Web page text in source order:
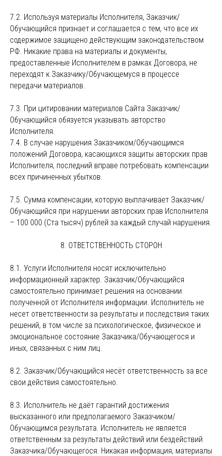
7.2. Используя материалы Исполнителя, Заказчик/
Обучающийся признает и соглашается с тем, что все их
содержимое защищено действующим законодательством
РФ. Никакие права на материалы и документы,
предоставленные Исполнителем в рамках Договора, не
переходят к Заказчику/Обучающемуся в процессе
передачи материалов.
7.3. При цитировании материалов Сайта Заказчик/
Обучающийся обязуется указывать авторство
Исполнителя.
7.4. В случае нарушения Заказчиком/Обучающимся
положений Договора, касающихся защиты авторских прав
Исполнителя, последний вправе потребовать компенсации
всех причиненных убытков.
7.5. Сумма компенсации, которую выплачивает Заказчик/
Обучающийся при нарушении авторских прав Исполнителя
– 100 000 (Ста тысяч) рублей за каждый случай нарушения.
8. ОТВЕТСТВЕННОСТЬ СТОРОН
8.1. Услуги Исполнителя носят исключительно
информационный характер. Заказчик/Обучающийся
самостоятельно принимает решения на основании
полученной от Исполнителя информации. Исполнитель не
несет ответственности за результаты и последствия таких
решений, в том числе за психологическое, физическое и
эмоциональное состояние Заказчика/Обучающегося и
иных, связанных с ним лиц.
8.2. Заказчик/Обучающийся несёт ответственность за все
свои действия самостоятельно.
8.3. Исполнитель не даёт гарантий достижения
высказанного или предполагаемого Заказчиком/
Обучающимся результата. Исполнитель не является
ответственным за результаты действий или бездействий
Заказчика/Обучающегося. Никакая информация, материалы